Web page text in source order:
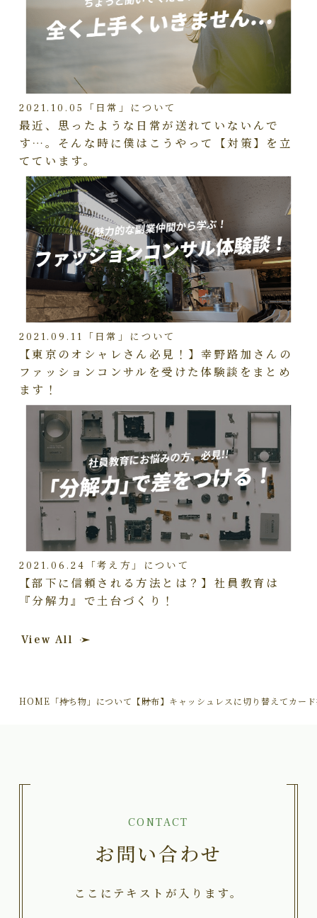
2021.10.05 「日常」について
最近、思ったような日常が送れていないんで
す…。そんな時に僕はこうやって【対策】を立
てています。
2021.09.11 「日常」について
【東京のオシャレさん必見！】幸野路加さんの
ファッションコンサルを受けた体験談をまとめ
ます！
2021.06.24 「考え方」について
【部下に信頼される方法とは？】社員教育は
『分解力』で土台づくり！
View All
HOME 「持ち物」について 【財布】キャッシュレスに切り替えてカー
CONTACT
お問い合わせ
ここにテキストが入ります。